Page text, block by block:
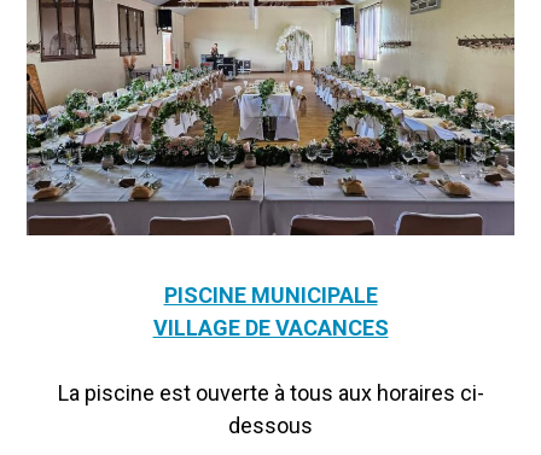
PISCINE MUNICIPALE
VILLAGE DE VACANCES
La piscine est ouverte à tous aux horaires ci-
dessous